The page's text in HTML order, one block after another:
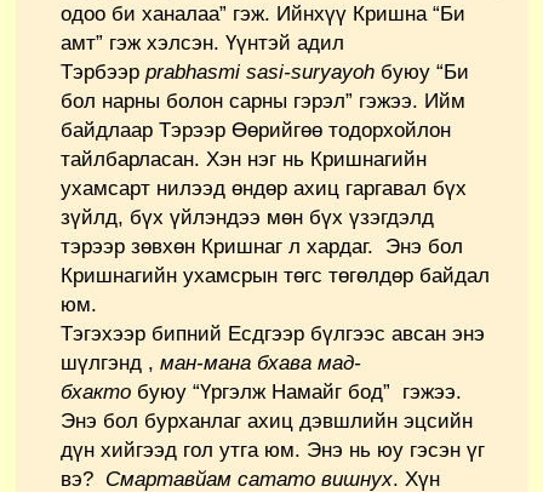
одоо би ханалаа” гэж. Ийнхүү Кришна “Би
амт” гэж хэлсэн. Үүнтэй адил
Тэрбээр prabhasmi sasi-suryayoh буюу “Би
бол нарны болон сарны гэрэл” гэжээ. Ийм
байдлаар Тэрээр Өөрийгөө тодорхойлон
тайлбарласан. Хэн нэг нь Кришнагийн
ухамсарт нилээд өндөр ахиц гаргавал бүх
зүйлд, бүх үйлэндээ мөн бүх үзэгдэлд
тэрээр зөвхөн Кришнаг л хардаг. Энэ бол
Кришнагийн ухамсрын төгс төгөлдөр байдал
юм.
Тэгэхээр бипний Есдгээр бүлгээс авсан энэ
шүлгэнд , ман-мана бхава мад-
бхакто буюу “Үргэлж Намайг бод” гэжээ.
Энэ бол бурханлаг ахиц дэвшлийн эцсийн
дүн хийгээд гол утга юм. Энэ нь юу гэсэн үг
вэ? Смартавйам сатато вишнух. Хүн